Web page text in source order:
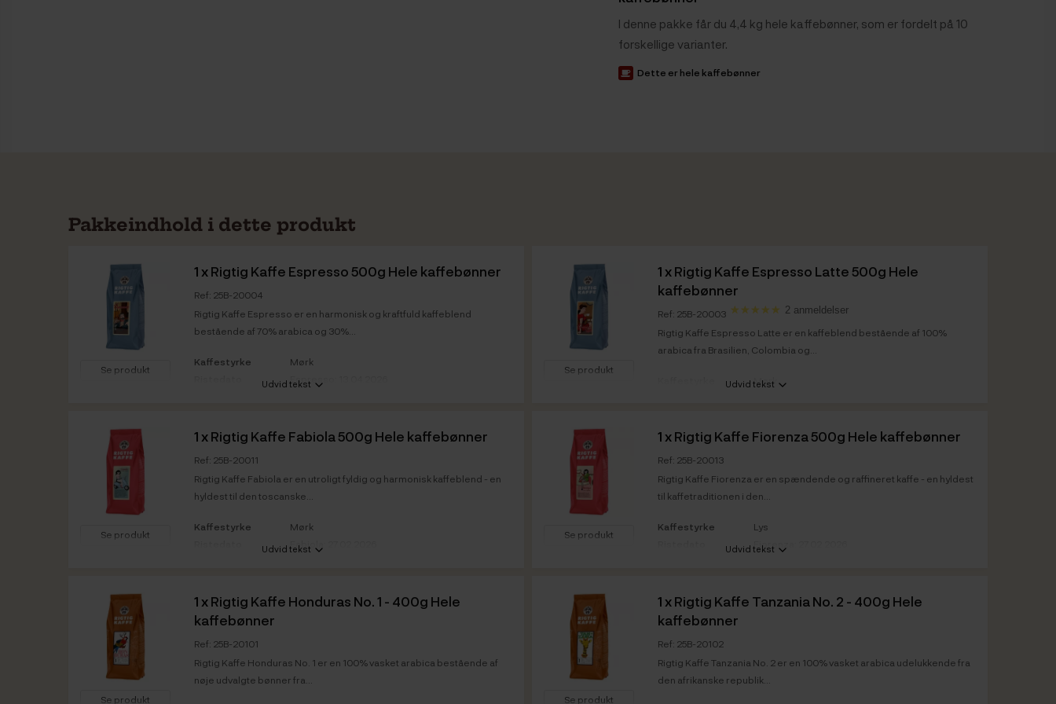
I denne pakke får du 4,4 kg hele kaffebønner, som er fordelt på 10
forskellige varianter.
Dette er hele kaffebønner
Pakkeindhold i dette produkt
Se produkt
1 xRigtig Kaffe Espresso 500g Hele kaffebønner
Ref: 25B-20004
Rigtig Kaffe Espresso er en harmonisk og kraftfuld kaffeblend
bestående af 70% arabica og 30%...
Kaffestyrke
Mørk
Espresso: 13.04.2026
Udvid tekst
Se produkt
1 xRigtig Kaffe Espresso Latte 500g Hele
kaffebønner
Ref: 25B-20003 2 anmeldelser
Rigtig Kaffe Espresso Latte er en kaffeblend bestående af 100%
arabica fra Brasilien, Colombia og...
Mørk
Udvid tekst
Se produkt
1 xRigtig Kaffe Fabiola 500g Hele kaffebønner
Ref: 25B-20011
Rigtig Kaffe Fabiola er en utroligt fyldig og harmonisk kaffeblend - en
hyldest til den toscanske...
Kaffestyrke
Mørk
Fabiola: 27.02.2026
Udvid tekst
Se produkt
1 xRigtig Kaffe Fiorenza 500g Hele kaffebønner
Ref: 25B-20013
Rigtig Kaffe Fiorenza er en spændende og raffineret kaffe - en hyldest
til kaffetraditionen i den...
Kaffestyrke
Lys
Fiorenza: 27.02.2026
Udvid tekst
Se produkt
1 xRigtig Kaffe Honduras No. 1 - 400g Hele
kaffebønner
Ref: 25B-20101
Rigtig Kaffe Honduras No. 1 er en 100% vasket arabica bestående af
nøje udvalgte bønner fra...
Se produkt
1 xRigtig Kaffe Tanzania No. 2 - 400g Hele
kaffebønner
Ref: 25B-20102
Rigtig Kaffe Tanzania No. 2 er en 100% vasket arabica udelukkende fra
den afrikanske republik...